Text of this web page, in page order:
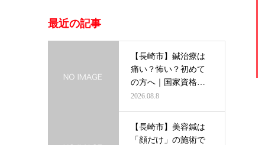
最近の記事
【長崎市】鍼治療は
痛い？怖い？初めて
の方へ｜国家資格者
がわかりやす…
2026.08.8
【長崎市】美容鍼は
「顔だけ」の施術で